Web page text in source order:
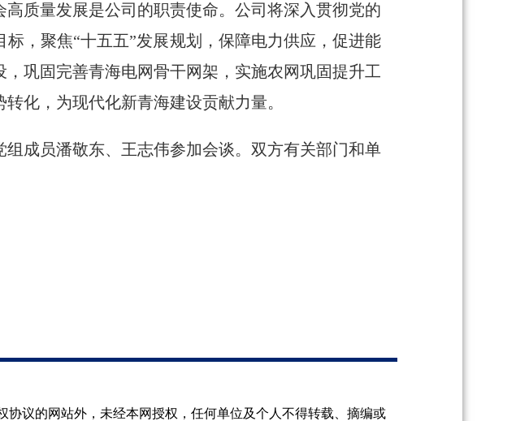
质量发展是公司的职责使命。公司将深入贯彻党的
，聚焦“十五五”发展规划，保障电力供应，促进能
巩固完善青海电网骨干网架，实施农网巩固提升工
化，为现代化新青海建设贡献力量。
成员潘敬东、王志伟参加会谈。双方有关部门和单
议的网站外，未经本网授权，任何单位及个人不得转载、摘编或